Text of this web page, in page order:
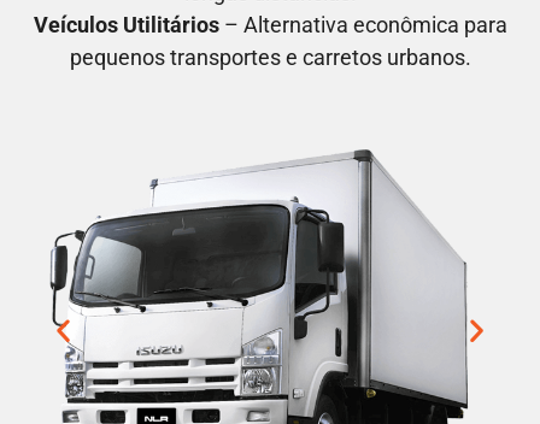
Veículos Utilitários– Alternativa econômica para
pequenos transportes e carretos urbanos.